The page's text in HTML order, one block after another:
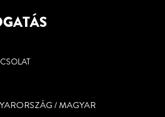
/ MAGYAR